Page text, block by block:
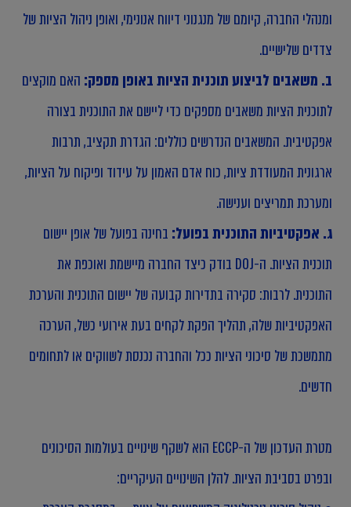
ומנהלי החברה, קיומם של מנגנוני דיווח אנונימי, ואופן ניהול הציות של
צדדים שלישיים.
ב. משאבים לביצוע תוכנית הציות באופן מספק: האם מוקצים
לתוכנית הציות משאבים מספקים כדי ליישם את התוכנית בצורה
אפקטיבית. המשאבים הנדרשים כוללים: הגדרת תקציב, תרבות
ארגונית המעודדת ציות, כוח אדם האמון על עידוד ופיקוח על הציות,
ומערכת תמריצים וענישה.
ג. אפקטיביות התוכנית בפועל: בחינה בפועל של אופן יישום
תוכנית הציות. ה-DOJ בודק כיצד החברה מיישמת ואוכפת את
התוכנית. לרבות: סקירה בתדירות קבועה של יישום התוכנית והערכת
האפקטיביות שלה, תהליך הפקת לקחים בעת אירועי כשל, הערכה
מתמשכת של סיכוני הציות ככל והחברה נכנסת לשווקים או לתחומים
חדשים.
מטרת העדכון של ה-ECCP הוא לשקף שינויים בעולמות הסיכונים
ובפרט בסביבת הציות. להלן השינויים העיקריים: